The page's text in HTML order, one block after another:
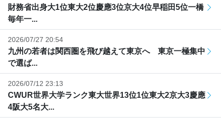
財務省出身大1位東大2位慶應3位京大4位早稲田5位一橋
毎年一...
2026/07/27 20:54
九州の若者は関西圏を飛び越えて東京へ 東京一極集中
で選ば...
2026/07/12 23:13
CWUR世界大学ランク東大世界13位1位東大2京大3慶應
4阪大5名大...